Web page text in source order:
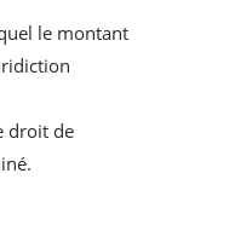
le montant
droit de